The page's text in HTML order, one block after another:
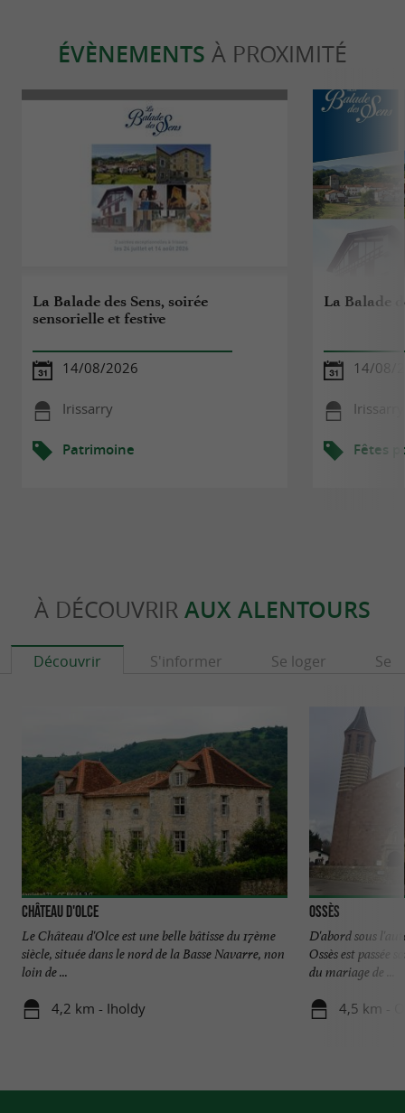
ÉVÈNEMENTS À PROXIMITÉ
La Balade des Sens, soirée
sensorielle et festive
14/08/2026
Irissarry
Patrimoine
La Balade
14/08/
Irissarry
Fêtes
À DÉCOUVRIR AUX ALENTOURS
Découvrir S'informer Se loger Se
Château d'Olce
Le Château d'Olce est une belle bâtisse du 17ème
siècle, située dans le nord de la Basse Navarre, non
loin de ...
4,2 km - Iholdy
Ossès
D'abord sous
Ossès est passée
du mariage de ...
4,5 km -